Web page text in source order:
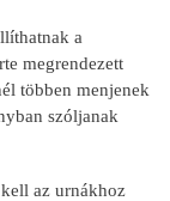
a
megrendezett
többen menjenek
szóljanak
az urnákhoz